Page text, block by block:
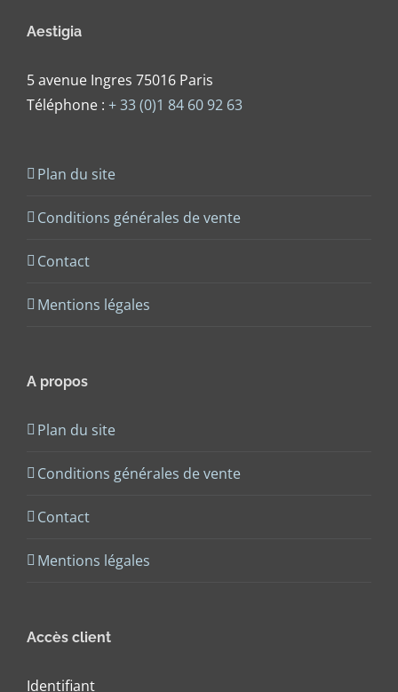
Aestigia
5 avenue Ingres 75016 Paris
Téléphone : + 33 (0)1 84 60 92 63
Plan du site
Conditions générales de vente
Contact
Mentions légales
A propos
Plan du site
Conditions générales de vente
Contact
Mentions légales
Accès client
Identifiant